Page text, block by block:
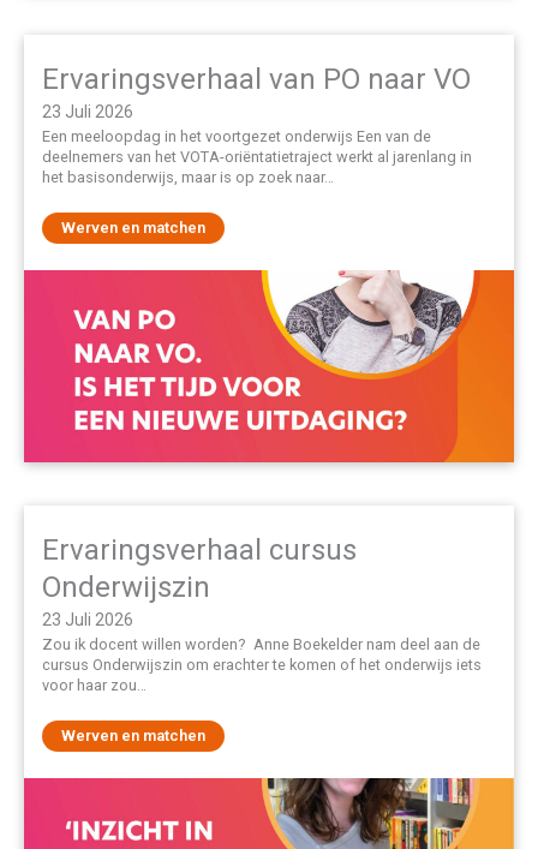
Ervaringsverhaal van PO naar VO
23 Juli 2026
Een meeloopdag in het voortgezet onderwijs Een van de
deelnemers van het VOTA-oriëntatietraject werkt al jarenlang in
het basisonderwijs, maar is op zoek naar…
Werven en matchen
Ervaringsverhaal cursus
Onderwijszin
23 Juli 2026
Zou ik docent willen worden? Anne Boekelder nam deel aan de
cursus Onderwijszin om erachter te komen of het onderwijs iets
voor haar zou…
Werven en matchen